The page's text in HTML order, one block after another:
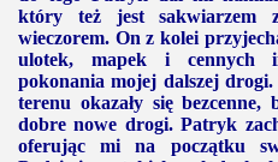
który też jest sakwiarzem
wieczorem. On z kolei
ulotek, mapek i cennych
pokonania mojej dalszej
terenu okazały się
dobre nowe drogi. Patryk
oferując mi na początku